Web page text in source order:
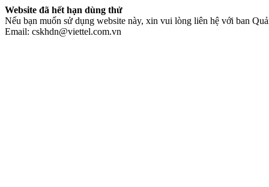
Website đã hết hạn dùng thử
Nếu bạn muốn sử dụng website này, xin vui lòng liên hệ với ban
Email: cskhdn@viettel.com.vn